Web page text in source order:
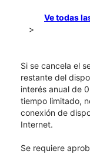
Ve todas
>
Si se cancela el
restante del
interés anual de
tiempo limitado,
conexión de
Internet.
Se requiere